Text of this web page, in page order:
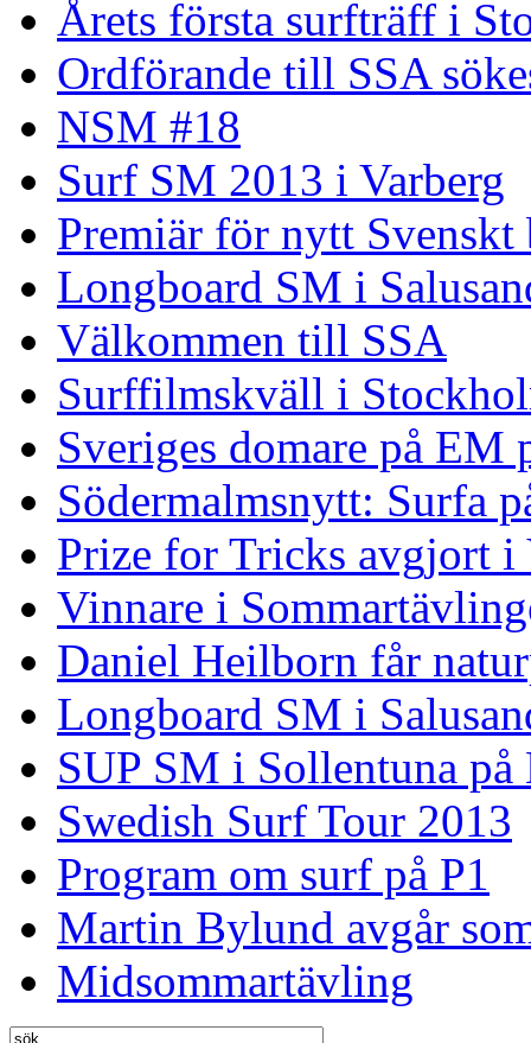
Årets första surfträff i
Ordförande till SSA
NSM #18
Surf SM 2013 i Varberg
Premiär för nytt Svenskt
Longboard SM i
Välkommen till SSA
Surffilmskväll i
Sveriges domare på EM
Södermalmsnytt: Surfa
Prize for Tricks avgjort i
Vinnare i
Daniel Heilborn får
Longboard SM i
SUP SM i Sollentuna på
Swedish Surf Tour 2013
Program om surf på P1
Martin Bylund avgår
Midsommartävling